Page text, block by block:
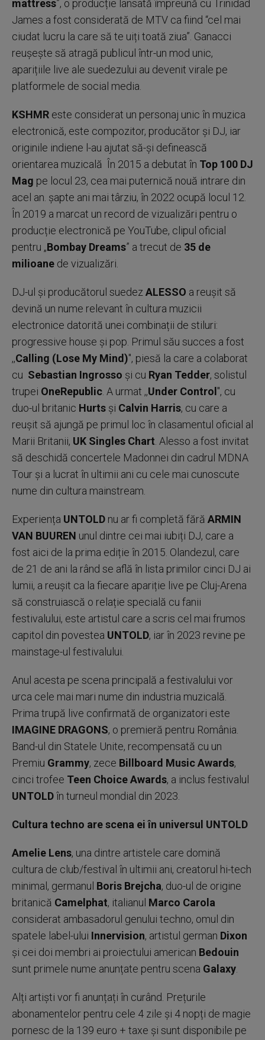
mattress”, o producție lansată împreună cu Trinidad
James a fost considerată de MTV ca fiind “cel mai
ciudat lucru la care să te uiți toată ziua”. Ganacci
reușește să atragă publicul într-un mod unic,
aparițiile live ale suedezului au devenit virale pe
platformele de social media.
KSHMR este considerat un personaj unic în muzica
electronică, este compozitor, producător și DJ, iar
originile indiene l-au ajutat să-și definească
orientarea muzicală În 2015 a debutat în Top 100 DJ
Mag pe locul 23, cea mai puternică nouă intrare din
acel an. șapte ani mai târziu, în 2022 ocupă locul 12.
În 2019 a marcat un record de vizualizări pentru o
producție electronică pe YouTube, clipul oficial
pentru „Bombay Dreams” a trecut de 35 de
milioane de vizualizări.
DJ-ul și producătorul suedez ALESSO a reușit să
devină un nume relevant în cultura muzicii
electronice datorită unei combinații de stiluri:
progressive house și pop. Primul său succes a fost
,,Calling (Lose My Mind)", piesă la care a colaborat
cu Sebastian Ingrosso și cu Ryan Tedder, solistul
trupei OneRepublic . A urmat ,,Under Control ", cu
duo-ul britanic Hurts și Calvin Harris, cu care a
reușit să ajungă pe primul loc în clasamentul oficial al
Marii Britanii, UK Singles Chart . Alesso a fost invitat
să deschidă concertele Madonnei din cadrul MDNA
Tour și a lucrat în ultimii ani cu cele mai cunoscute
nume din cultura mainstream.
Experiența UNTOLD nu ar fi completă fără ARMIN
VAN BUUREN unul dintre cei mai iubiți DJ, care a
fost aici de la prima ediție în 2015. Olandezul, care
de 21 de ani la rând se află în lista primilor cinci DJ ai
lumii, a reușit ca la fiecare apariție live pe Cluj-Arena
să construiască o relație specială cu fanii
festivalului, este artistul care a scris cel mai frumos
capitol din povestea UNTOLD, iar în 2023 revine pe
mainstage-ul festivalului.
Anul acesta pe scena principală a festivalului vor
urca cele mai mari nume din industria muzicală.
Prima trupă live confirmată de organizatori este
IMAGINE DRAGONS, o premieră pentru România.
Band-ul din Statele Unite, recompensată cu un
Premiu Grammy, zece Billboard Music Awards,
cinci trofee Teen Choice Awards, a inclus festivalul
UNTOLDîn turneul mondial din 2023.
Cultura techno are scena ei în universul UNTOLD
Amelie Lens, una dintre artistele care domină
cultura de club/festival în ultimii ani, creatorul hi-tech
minimal, germanul Boris Brejcha, duo-ul de origine
britanică Camelphat, italianul Marco Carola
considerat ambasadorul genului techno, omul din
spatele label-ului Innervision, artistul german Dixon
și cei doi membri ai proiectului american Bedouin
sunt primele nume anunțate pentru scena Galaxy
Alți artiști vor fi anunțați în curând. Prețurile
abonamentelor pentru cele 4 zile și 4 nopți de magie
pornesc de la 139 euro + taxe și sunt disponibile pe